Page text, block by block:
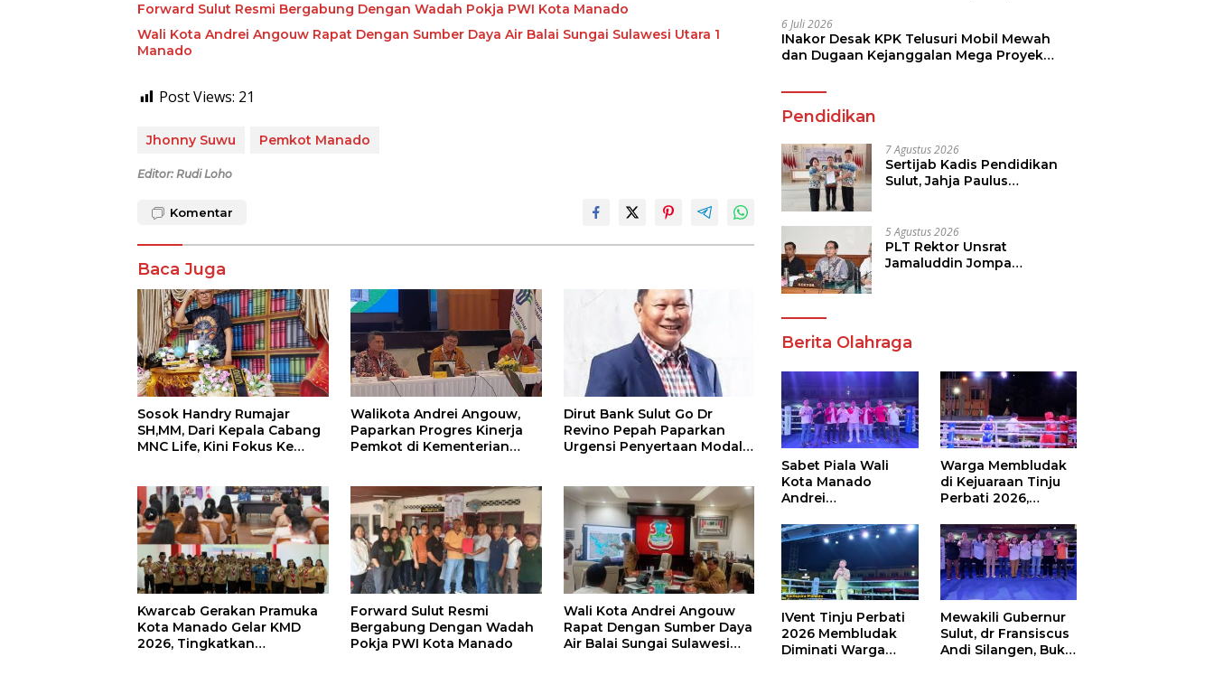
Forward Sulut Resmi Bergabung Dengan Wadah Pokja PWI Kota Manado
Wali Kota Andrei Angouw Rapat Dengan Sumber Daya Air Balai Sungai Sulawesi Utara 1
Manado
Post Views: 21
Jhonny Suwu Pemkot Manado
Editor: Rudi Loho
Komentar
Baca Juga
Sosok Handry Rumajar
SH,MM, Dari Kepala Cabang
MNC Life, Kini Fokus Ke
Walikota Andrei Angouw,
Paparkan Progres Kinerja
Pemkot di Kementerian
Dirut Bank Sulut Go Dr
Revino Pepah Paparkan
Urgensi Penyertaan Modal
Kwarcab Gerakan Pramuka
Kota Manado Gelar KMD
2026, Tingkatkan
Forward Sulut Resmi
Bergabung Dengan Wadah
Pokja PWI Kota Manado
Wali Kota Andrei Angouw
Rapat Dengan Sumber Daya
Air Balai Sungai Sulawesi
6 Juli 2026
INakor Desak KPK Telusuri Mobil Mewah
dan Dugaan Kejanggalan Mega Proyek
Pendidikan
7 Agustus 2026
Sertijab Kadis Pendidikan
Sulut, Jahja Paulus
Pendidikan
5 Agustus 2026
PLT Rektor Unsrat
Jamaluddin Jompa
Berita Olahraga
Sabet Piala Wali
Kota Manado
Andrei
Boxing Camp Juara
Umum Tinju Perbati
2026
Warga Membludak
di Kejuaraan Tinju
Perbati 2026,
Piala Wali Kota
IVent Tinju Perbati
2026 Membludak
Diminati Warga
Mewakili Gubernur
Sulut, dr Fransiscus
Andi Silangen, Buka